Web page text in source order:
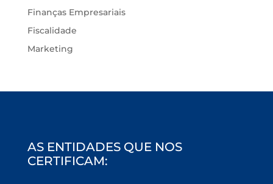
Finanças Empresariais
Fiscalidade
Marketing
AS ENTIDADES QUE NOS
CERTIFICAM: